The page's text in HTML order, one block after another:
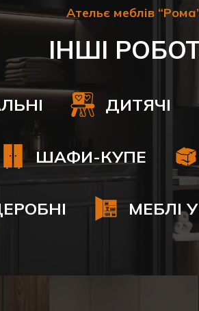
Ательє меблів
ІНШІ
ДИТЯЧІ
ШАФИ-КУПЕ
МЕБЛІ